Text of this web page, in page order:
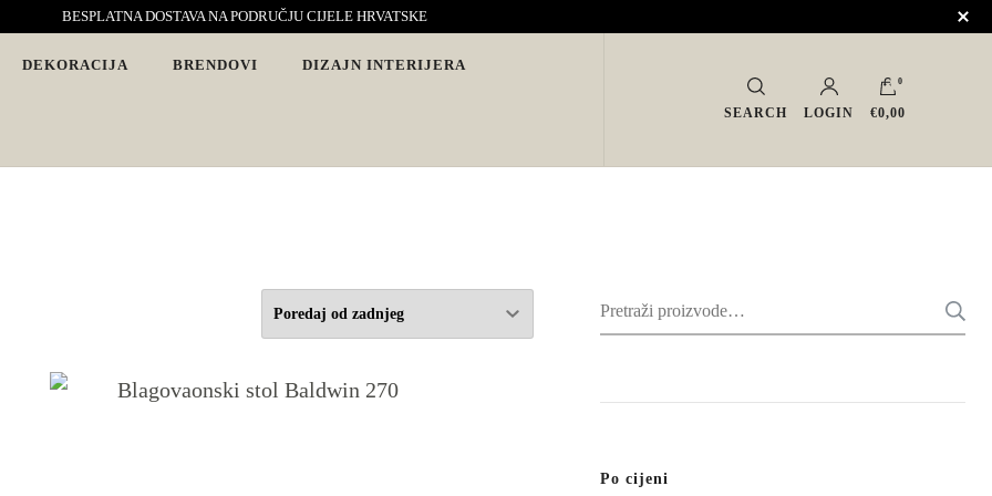
BESPLATNA DOSTAVA NA PODRUČJU CIJELE HRVATSKE
Interijeri s karakterom
DEKORACIJA BRENDOVI DIZAJN INTERIJERA
SEARCH LOGIN
0
€0,00
Pretraži:
Po cijeni